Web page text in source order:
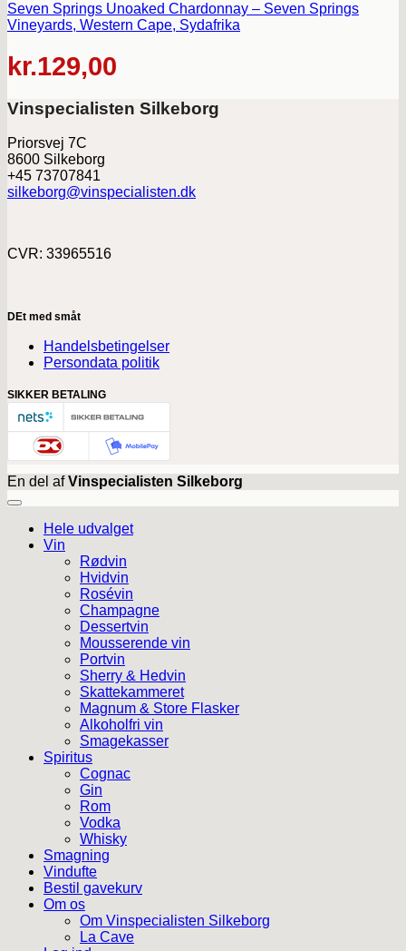
Seven Springs Unoaked Chardonnay – Seven Springs
Vineyards, Western Cape, Sydafrika
kr.129,00
Vinspecialisten Silkeborg
Priorsvej 7C
8600 Silkeborg
+45 73707841
silkeborg@vinspecialisten.dk
CVR: 33965516
DEt med småt
Handelsbetingelser
Persondata politik
SIKKER BETALING
En del afVinspecialisten Silkeborg
Hele udvalget
Vin
Rødvin
Hvidvin
Rosévin
Champagne
Dessertvin
Mousserende vin
Portvin
Sherry & Hedvin
Skattekammeret
Magnum & Store Flasker
Alkoholfri vin
Smagekasser
Spiritus
Cognac
Gin
Rom
Vodka
Whisky
Smagning
Vindufte
Bestil gavekurv
Om os
Om Vinspecialisten Silkeborg
La Cave